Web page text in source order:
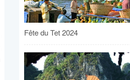
Fête du Tet 2024